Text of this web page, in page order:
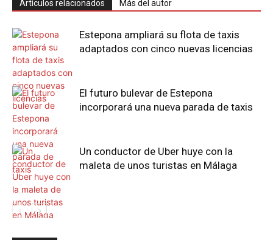
Artículos relacionados Más del autor
Estepona ampliará su flota de taxis
adaptados con cinco nuevas licencias
El futuro bulevar de Estepona
incorporará una nueva parada de taxis
Un conductor de Uber huye con la
maleta de unos turistas en Málaga